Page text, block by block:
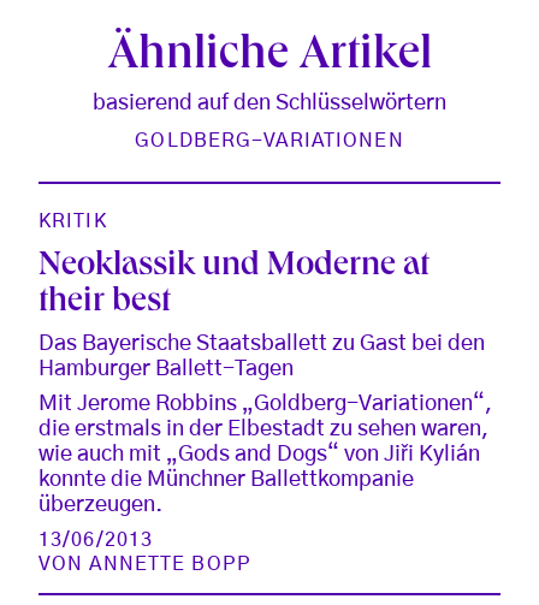
Ähnliche Artikel
basierend auf den Schlüsselwörtern
GOLDBERG-VARIATIONEN
KRITIK
Neoklassik und Moderne at
their best
Das Bayerische Staatsballett zu Gast bei den
Hamburger Ballett-Tagen
Mit Jerome Robbins „Goldberg-Variationen“,
die erstmals in der Elbestadt zu sehen waren,
wie auch mit „Gods and Dogs“ von Jiři Kylián
konnte die Münchner Ballettkompanie
überzeugen.
13/06/2013
VONANNETTE BOPP